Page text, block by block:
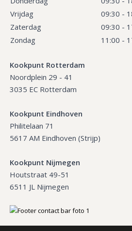
Vrijdag
09:30 -
Zaterdag
09:30 -
Zondag
11:00 -
Kookpunt Rotterdam
Noordplein 29 - 41
3035 EC Rotterdam
Kookpunt Eindhoven
Philitelaan 71
5617 AM Eindhoven (Strijp)
Kookpunt Nijmegen
Houtstraat 49-51
6511 JL Nijmegen